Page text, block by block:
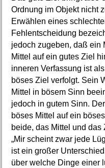
Ordnung im Objekt nicht
Erwählen eines
Fehlentscheidung
jedoch zugeben, daß ein
Mittel auf ein gutes Ziel
inneren Verfassung ist
böses Ziel verfolgt. Sein
Mittel in bösem Sinn
jedoch in gutem Sinn.
böses Mittel auf ein
beide, das Mittel und
„Mir scheint zwar jede
ist ein großer
über welche Dinge einer